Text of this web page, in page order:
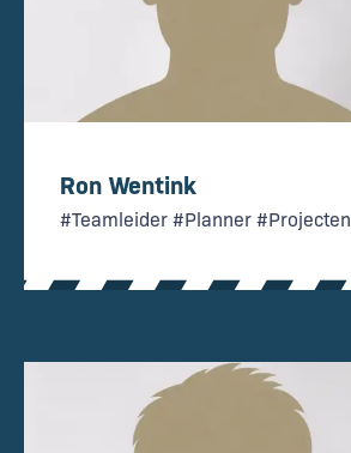
Ron Wentink
#Teamleider #Planner #Projecten